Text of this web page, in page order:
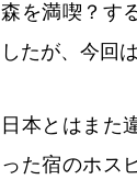
森を満喫？す
したが、今回
日本とはまた
った宿のホス